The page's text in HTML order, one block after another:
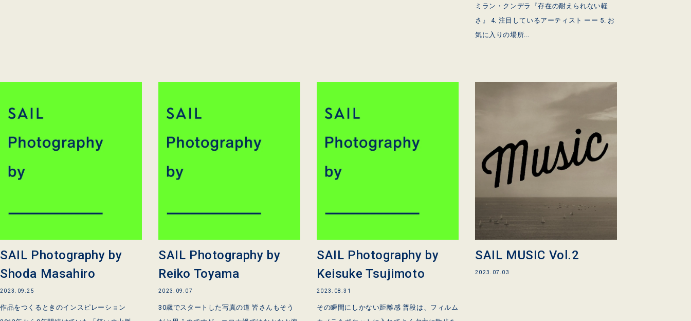
ミラン・クンデラ『存在の耐えられない軽
さ』 4. 注目しているアーティスト ーー 5. お
気に入りの場所...
SAIL Photography by
Shoda Masahiro
2023.09.25
作品をつくるときのインスピレーション
SAIL Photography by
Reiko Toyama
2023.09.07
30歳でスタートした写真の道 皆さんもそう
SAIL Photography by
Keisuke Tsujimoto
2023.08.31
その瞬間にしかない距離感 普段は、フィルム
SAIL MUSIC Vol.2
2023.07.03